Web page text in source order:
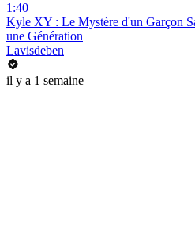
1:40
Kyle XY : Le Mystère d'un Garçon
une Génération
Lavisdeben
il y a 1 semaine